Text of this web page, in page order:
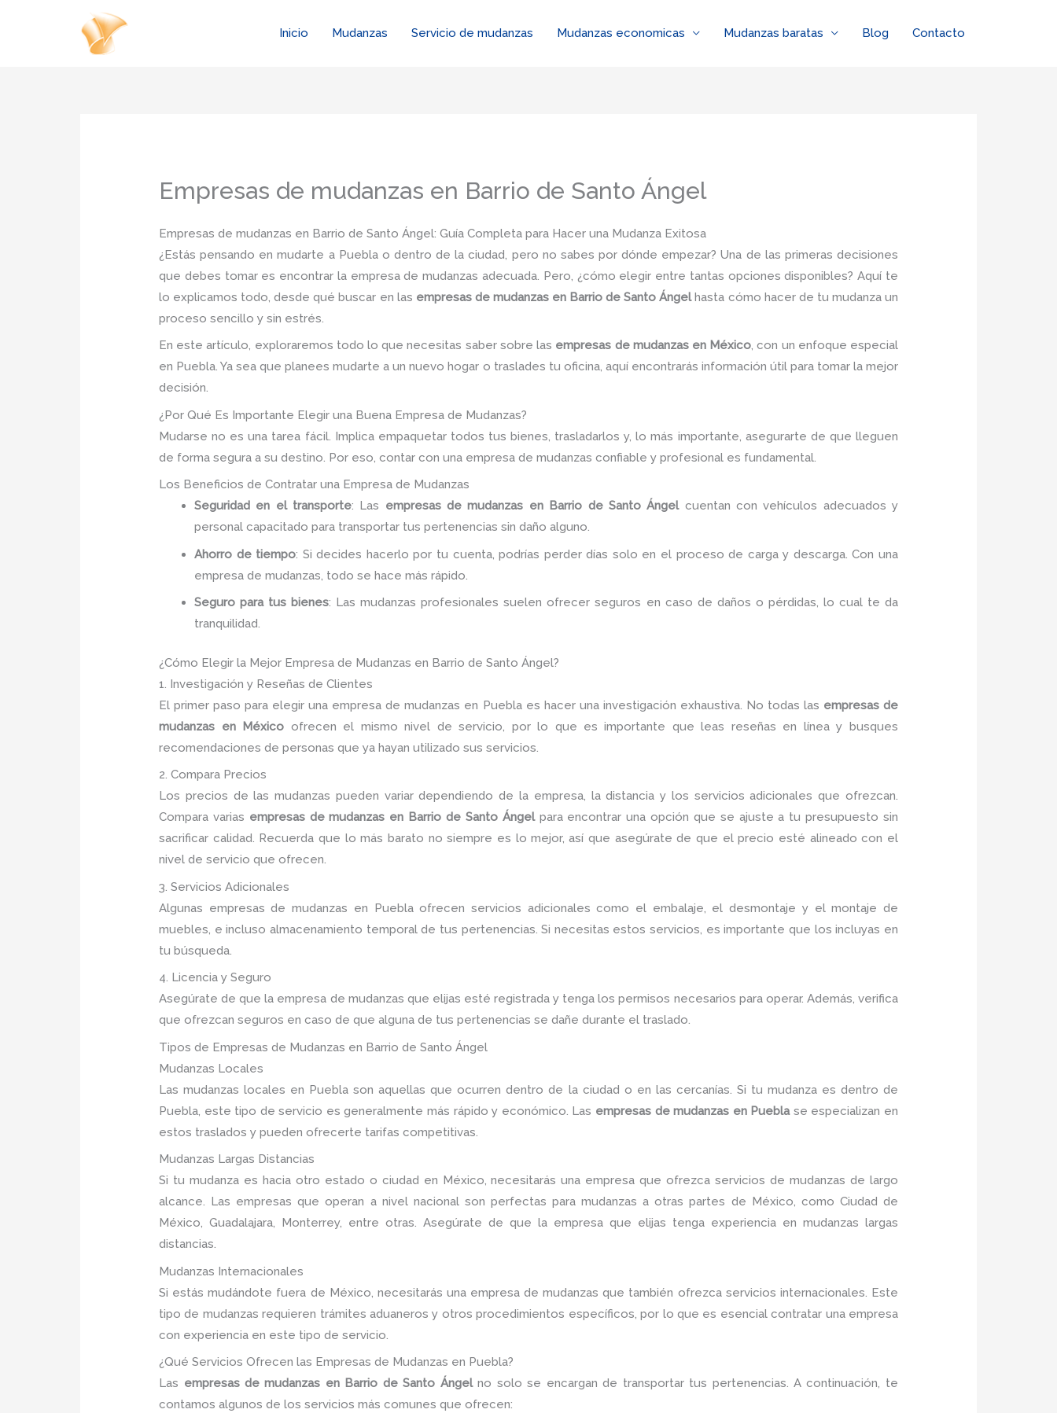
Inicio Mudanzas Servicio de mudanzas Mudanzas economicas Mudanzas baratas Blog Contacto
Empresas de mudanzas en Barrio de Santo Ángel
Empresas de mudanzas en Barrio de Santo Ángel: Guía Completa para Hacer una Mudanza Exitosa
¿Estás pensando en mudarte a Puebla o dentro de la ciudad, pero no sabes por dónde empezar? Una de las primeras decisiones
que debes tomar es encontrar la empresa de mudanzas adecuada. Pero, ¿cómo elegir entre tantas opciones disponibles? Aquí te
lo explicamos todo, desde qué buscar en las empresas de mudanzas en Barrio de Santo Ángelhasta cómo hacer de tu mudanza un
proceso sencillo y sin estrés.
En este artículo, exploraremos todo lo que necesitas saber sobre las empresas de mudanzas en México, con un enfoque especial
en Puebla. Ya sea que planees mudarte a un nuevo hogar o traslades tu oficina, aquí encontrarás información útil para tomar la mejor
decisión.
¿Por Qué Es Importante Elegir una Buena Empresa de Mudanzas?
Mudarse no es una tarea fácil. Implica empaquetar todos tus bienes, trasladarlos y, lo más importante, asegurarte de que lleguen
de forma segura a su destino. Por eso, contar con una empresa de mudanzas confiable y profesional es fundamental.
Los Beneficios de Contratar una Empresa de Mudanzas
Seguridad en el transporte: Las empresas de mudanzas en Barrio de Santo Ángelcuentan con vehículos adecuados y
personal capacitado para transportar tus pertenencias sin daño alguno.
Ahorro de tiempo: Si decides hacerlo por tu cuenta, podrías perder días solo en el proceso de carga y descarga. Con una
empresa de mudanzas, todo se hace más rápido.
Seguro para tus bienes: Las mudanzas profesionales suelen ofrecer seguros en caso de daños o pérdidas, lo cual te da
tranquilidad.
¿Cómo Elegir la Mejor Empresa de Mudanzas en Barrio de Santo Ángel?
1. Investigación y Reseñas de Clientes
El primer paso para elegir una empresa de mudanzas en Puebla es hacer una investigación exhaustiva. No todas las empresas de
mudanzas en México ofrecen el mismo nivel de servicio, por lo que es importante que leas reseñas en línea y busques
recomendaciones de personas que ya hayan utilizado sus servicios.
2. Compara Precios
Los precios de las mudanzas pueden variar dependiendo de la empresa, la distancia y los servicios adicionales que ofrezcan.
Compara varias empresas de mudanzas en Barrio de Santo Ángel para encontrar una opción que se ajuste a tu presupuesto sin
sacrificar calidad. Recuerda que lo más barato no siempre es lo mejor, así que asegúrate de que el precio esté alineado con el
nivel de servicio que ofrecen.
3. Servicios Adicionales
Algunas empresas de mudanzas en Puebla ofrecen servicios adicionales como el embalaje, el desmontaje y el montaje de
muebles, e incluso almacenamiento temporal de tus pertenencias. Si necesitas estos servicios, es importante que los incluyas en
tu búsqueda.
4. Licencia y Seguro
Asegúrate de que la empresa de mudanzas que elijas esté registrada y tenga los permisos necesarios para operar. Además, verifica
que ofrezcan seguros en caso de que alguna de tus pertenencias se dañe durante el traslado.
Tipos de Empresas de Mudanzas en Barrio de Santo Ángel
Mudanzas Locales
Las mudanzas locales en Puebla son aquellas que ocurren dentro de la ciudad o en las cercanías. Si tu mudanza es dentro de
Puebla, este tipo de servicio es generalmente más rápido y económico. Las empresas de mudanzas en Pueblase especializan en
estos traslados y pueden ofrecerte tarifas competitivas.
Mudanzas Largas Distancias
Si tu mudanza es hacia otro estado o ciudad en México, necesitarás una empresa que ofrezca servicios de mudanzas de largo
alcance. Las empresas que operan a nivel nacional son perfectas para mudanzas a otras partes de México, como Ciudad de
México, Guadalajara, Monterrey, entre otras. Asegúrate de que la empresa que elijas tenga experiencia en mudanzas largas
distancias.
Mudanzas Internacionales
Si estás mudándote fuera de México, necesitarás una empresa de mudanzas que también ofrezca servicios internacionales. Este
tipo de mudanzas requieren trámites aduaneros y otros procedimientos específicos, por lo que es esencial contratar una empresa
con experiencia en este tipo de servicio.
¿Qué Servicios Ofrecen las Empresas de Mudanzas en Puebla?
Las empresas de mudanzas en Barrio de Santo Ángelno solo se encargan de transportar tus pertenencias. A continuación, te
contamos algunos de los servicios más comunes que ofrecen: